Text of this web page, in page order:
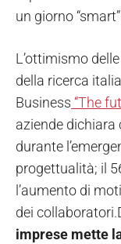
un giorno
L’ottimismo
della ricerca
Business “The
aziende dichiara
durante
progettualità; il
l’aumento di
dei
imprese mette